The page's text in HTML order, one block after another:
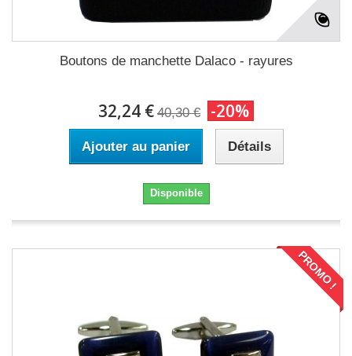
Boutons de manchette Dalaco - rayures
32,24 € 40,30 € -20%
Ajouter au panier Détails
Disponible
PROMO !